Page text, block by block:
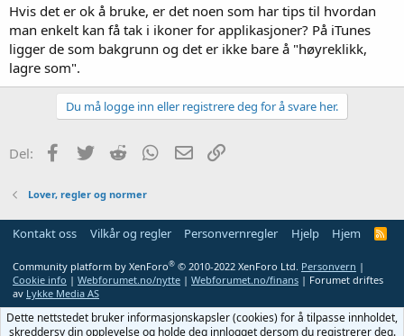
Hvis det er ok å bruke, er det noen som har tips til hvordan
man enkelt kan få tak i ikoner for applikasjoner? På iTunes
ligger de som bakgrunn og det er ikke bare å "høyreklikk,
lagre som".
Du må logge inn eller registrere deg for å svare her.
Del: Facebook
Twitter Reddit WhatsApp
E-post
Lover, regler og normer
Kontakt oss Vilkår og regler Personvernregler Hjelp Hjem
R
Community platform by XenForo® © 2010-2022 XenForo Ltd. Personvern |
Cookie info | Webforumet.no/nytte | Webforumet.no/finans | Forumet driftes
av Lykke Media AS
Dette nettstedet bruker informasjonskapsler (cookies) for å tilpasse innholdet,
skreddersy din opplevelse og holde deg innlogget dersom du registrerer deg.